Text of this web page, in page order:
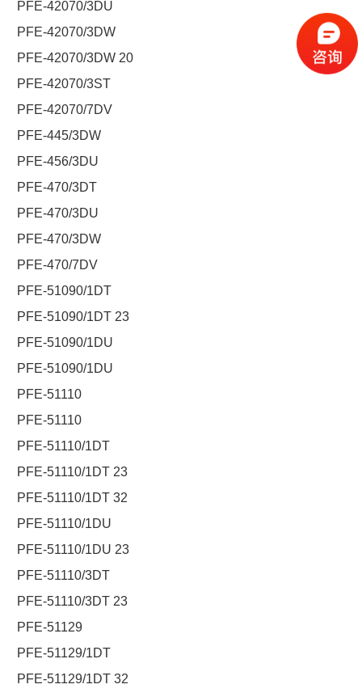
PFE-42070/3DU
PFE-42070/3DW
PFE-42070/3DW 20
PFE-42070/3ST
PFE-42070/7DV
PFE-445/3DW
PFE-456/3DU
PFE-470/3DT
PFE-470/3DU
PFE-470/3DW
PFE-470/7DV
PFE-51090/1DT
PFE-51090/1DT 23
PFE-51090/1DU
PFE-51090/1DU
PFE-51110
PFE-51110
PFE-51110/1DT
PFE-51110/1DT 23
PFE-51110/1DT 32
PFE-51110/1DU
PFE-51110/1DU 23
PFE-51110/3DT
PFE-51110/3DT 23
PFE-51129
PFE-51129/1DT
PFE-51129/1DT 32